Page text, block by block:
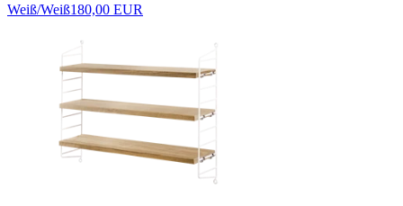
Weiß/Weiß180,00 EUR